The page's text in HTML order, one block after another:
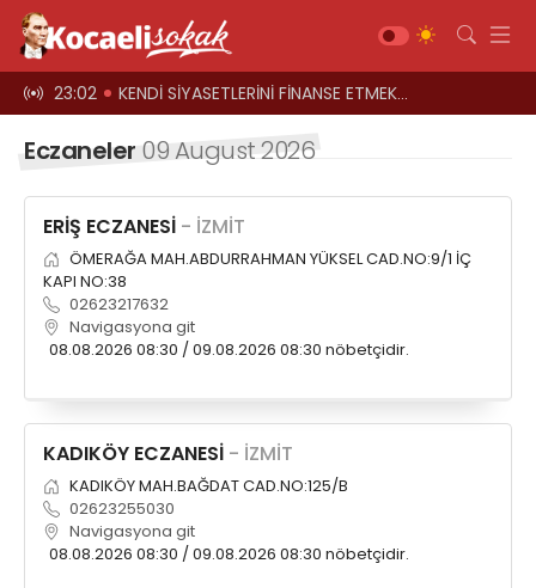
oyun 23:02 KENDİ SİYASETLERİNİ FİNANSE ETMEK İÇİN KOCAELİ'Yİ HARCIYORLAR
Eczaneler 09 August 2026
ERİŞ ECZANESİ - İZMİT
ÖMERAĞA MAH.ABDURRAHMAN YÜKSEL CAD.NO:9/1 İÇ
KAPI NO:38
02623217632
Navigasyona git
08.08.2026 08:30 / 09.08.2026 08:30 nöbetçidir.
KADIKÖY ECZANESİ - İZMİT
KADIKÖY MAH.BAĞDAT CAD.NO:125/B
02623255030
Navigasyona git
08.08.2026 08:30 / 09.08.2026 08:30 nöbetçidir.
Asayiş
Ekonomi
Diğer
Teknoloji
Kültür-Sanat